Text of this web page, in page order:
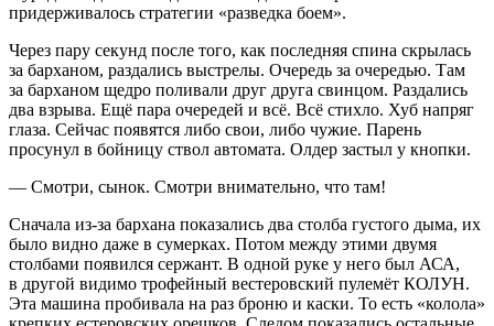
придерживалось стратегии «разведка боем».
Через пару секунд после того, как последняя спина скрылась
за барханом, раздались выстрелы. Очередь за очередью. Там
за барханом щедро поливали друг друга свинцом. Раздались
два взрыва. Ещё пара очередей и всё. Всё стихло. Хуб напряг
глаза. Сейчас появятся либо свои, либо чужие. Парень
просунул в бойницу ствол автомата. Олдер застыл у кнопки.
— Смотри, сынок. Смотри внимательно, что там!
Сначала из-за бархана показались два столба густого дыма, их
было видно даже в сумерках. Потом между этими двумя
столбами появился сержант. В одной руке у него был АСА,
в другой видимо трофейный вестеровский пулемёт КОЛУН.
Эта машина пробивала на раз броню и каски. То есть «колола»